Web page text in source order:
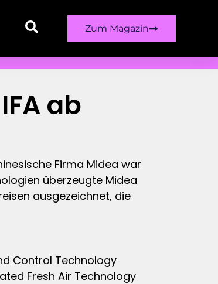
Zum Magazin
ab
Firma Midea war
überzeugte Midea
ausgezeichnet, die
Control Technology
Fresh Air Technology